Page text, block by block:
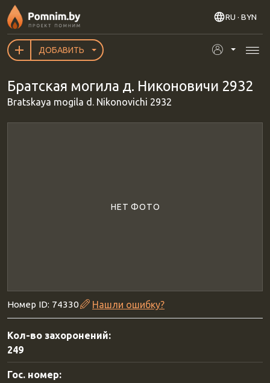
Перейти к основному содержанию
RU · BYN
ДОБАВИТЬ
Братская могила д. Никоновичи 2932
Bratskaya mogila d. Nikonovichi 2932
НЕТ ФОТО
Номер ID: 74330 Нашли ошибку?
Кол-во захоронений:
249
Гос. номер: